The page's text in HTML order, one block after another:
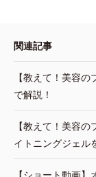
関連記事
【教えて！美容
で解説！
【教えて！美容
イトニングジェル
【ショート動画